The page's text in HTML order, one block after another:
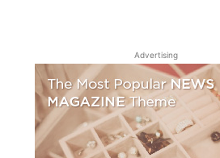
Advertising